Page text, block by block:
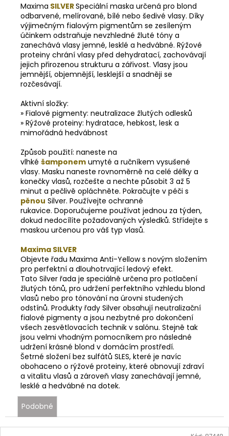
Maxima SILVERSpeciální maska určená pro blond
odbarvené, melírované, bílé nebo šedivé vlasy. Díky
výjimečným fialovým pigmentům se zesíleným
účinkem odstraňuje nevzhledné žluté tóny a
zanechává vlasy jemné, lesklé a hedvábné. Rýžové
proteiny chrání vlasy před dehydratací, zachovávají
jejich přirozenou strukturu a zářivost. Vlasy jsou
jemnější, objemnější, lesklejší a snadněji se
rozčesávají.
Aktivní složky:
» Fialové pigmenty: neutralizace žlutých odlesků
» Rýžové proteiny: hydratace, hebkost, lesk a
mimořádná hedvábnost
Způsob použití: naneste na
vlhké šamponem umyté a ručníkem vysušené
vlasy. Masku naneste rovnoměrně na celé délky a
konečky vlasů, rozčešte a nechte působit 3 až 5
minut a pečlivě opláchněte. Pokračujte v péči s
pěnou Silver. Používejte ochranné
rukavice. Doporučujeme používat jednou za týden,
dokud nedocílíte požadovaných výsledků. Střídejte s
maskou určenou pro váš typ vlasů.
Maxima SILVER
Objevte řadu Maxima Anti-Yellow s novým složením
pro perfektní a dlouhotrvající ledový efekt.
Tato Silver řada je speciálně určena pro potlačení
žlutých tónů, pro udržení perfektního vzhledu blond
vlasů nebo pro tónování na úrovni studených
odstínů. Produkty řady Silver obsahují neutralizační
fialové pigmenty a jsou nezbytné pro dokončení
všech zesvětlovacích technik v salónu. Stejně tak
jsou velmi vhodným pomocníkem pro následné
udržení krásné blond v domácím prostředí.
Šetrné složení bez sulfátů SLES, které je navíc
obohaceno o rýžové proteiny, které obnovují zdraví
a vitalitu vlasů a zároveň vlasy zanechávají jemné,
lesklé a hedvábné na dotek.
Podobné